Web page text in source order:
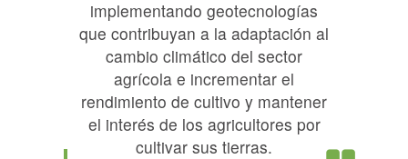
implementando geotecnologías
que contribuyan a la adaptación al
cambio climático del sector
agrícola e incrementar el
rendimiento de cultivo y mantener
el interés de los agricultores por
cultivar sus tierras.